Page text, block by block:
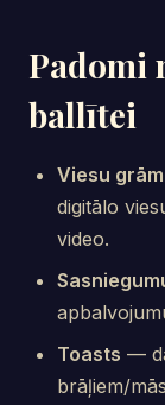
Padomi
ballītei
Viesu
digitālo
video.
Toasts —
brāļiem/